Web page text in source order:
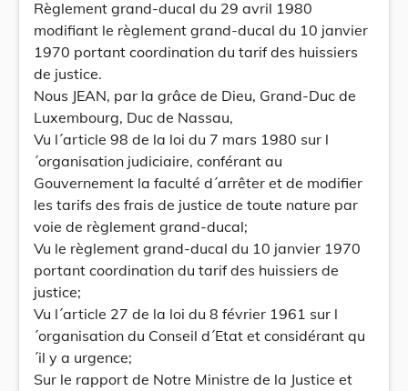
Règlement grand-ducal du 29 avril 1980
modifiant le règlement grand-ducal du 10 janvier
1970 portant coordination du tarif des huissiers
de justice.
Nous JEAN, par la grâce de Dieu, Grand-Duc de
Luxembourg, Duc de Nassau,
Vu l´article 98 de la loi du 7 mars 1980 sur l
´organisation judiciaire, conférant au
Gouvernement la faculté d´arrêter et de modifier
les tarifs des frais de justice de toute nature par
voie de règlement grand-ducal;
Vu le règlement grand-ducal du 10 janvier 1970
portant coordination du tarif des huissiers de
justice;
Vu l´article 27 de la loi du 8 février 1961 sur l
´organisation du Conseil d´Etat et considérant qu
´il y a urgence;
Sur le rapport de Notre Ministre de la Justice et